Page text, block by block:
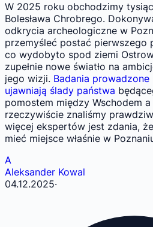
W 2025 roku obchodzimy
Bolesława Chrobrego.
odkrycia archeologiczne w
przemyśleć postać pierwszego
co wydobyto spod ziemi
zupełnie nowe światło na
jego wizji. Badania
ujawniają ślady państwa
pomostem między Wschodem
rzeczywiście znaliśmy
więcej ekspertów jest zdania,
mieć miejsce właśnie w
A
Aleksander Kowal
04.12.2025·